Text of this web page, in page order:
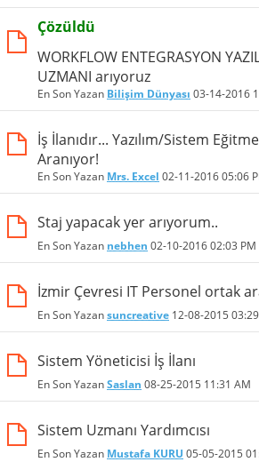
Çözüldü
WORKFLOW ENTEGRASYON
UZMANI arıyoruz
En Son Yazan Bilişim Dünyası 03-14-2016
İş İlanıdır... Yazılım/Sistem
Aranıyor!
En Son Yazan Mrs. Excel 02-11-201605:06
Staj yapacak yer arıyorum..
En Son Yazan nebhen 02-10-201602:03 PM
İzmir Çevresi IT Personel ortak
En Son Yazansuncreative 12-08-2015
Sistem Yöneticisi İş İlanı
En Son YazanSaslan 08-25-2015 11:31 AM
Sistem Uzmanı Yardımcısı
En Son Yazan Mustafa KURU 05-05-2015